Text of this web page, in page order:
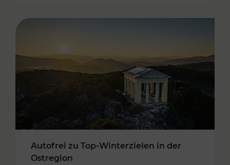
Autofrei zu Top-Winterzielen in der
Ostregion